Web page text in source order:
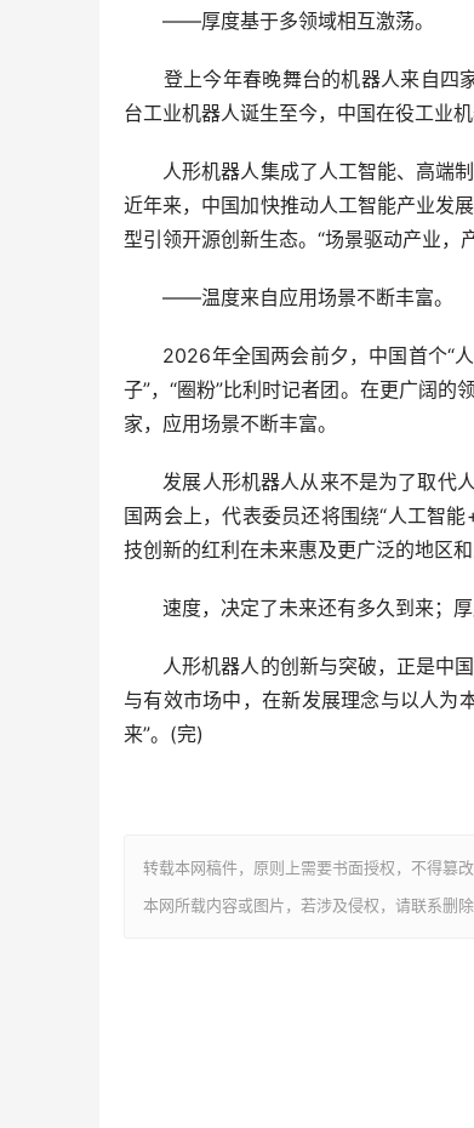
——厚度基于多领域相互激荡。
登上今年春晚舞台的机器人来自四家
台工业机器人诞生至今，中国在役工业
人形机器人集成了人工智能、高端制
近年来，中国加快推动人工智能产业发
型引领开源创新生态。“场景驱动产业，
——温度来自应用场景不断丰富。
2026年全国两会前夕，中国首个“人
子”，“圈粉”比利时记者团。在更广阔
家，应用场景不断丰富。
发展人形机器人从来不是为了取代人
国两会上，代表委员还将围绕“人工智
技创新的红利在未来惠及更广泛的地区和
速度，决定了未来还有多久到来；厚
人形机器人的创新与突破，正是中国
与有效市场中，在新发展理念与以人为
来”。(完)
转载本网稿件，原则上需要书面授权，不得篡
本网所载内容或图片，若涉及侵权，请联系删除